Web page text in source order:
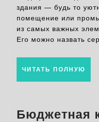
здания — будь то
помещение или
из самых важных
Его можно назвать
ЧИТАТЬ ПОЛНУЮ
Бюджетная